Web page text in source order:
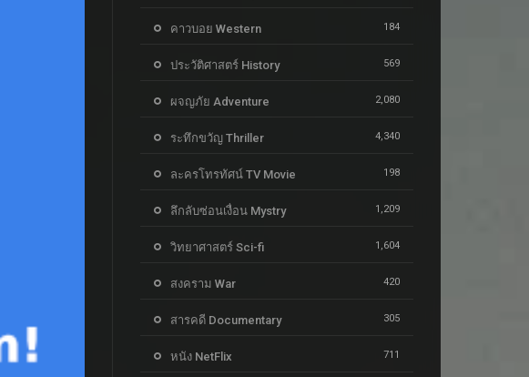
คาวบอย Western 184
ประวัติศาสตร์ History 569
ผจญภัย Adventure 2,080
ระทึกขวัญ Thriller 4,340
ละครโทรทัศน์ TV Movie 198
ลึกลับซ่อนเงื่อน Mystry 1,209
วิทยาศาสตร์ Sci-fi 1,604
สงคราม War 420
สารคดี Documentary 305
หนัง NetFlix 711